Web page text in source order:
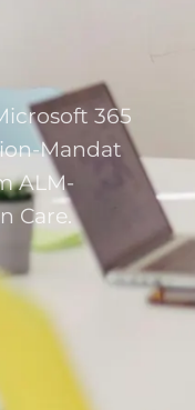
365
Mandat
ALM-
Care.